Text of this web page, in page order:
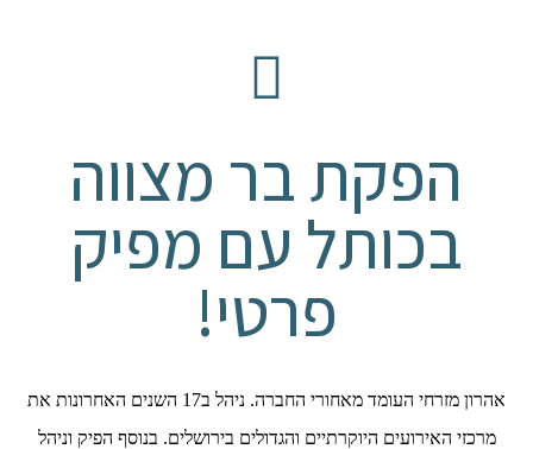
הפקת בר מצווה
בכותל עם מפיק
פרטי!
אהרון מזרחי העומד מאחורי החברה. ניהל ב17 השנים האחרונות את
מרכזי האירועים היוקרתיים והגדולים בירושלים. בנוסף הפיק וניהל